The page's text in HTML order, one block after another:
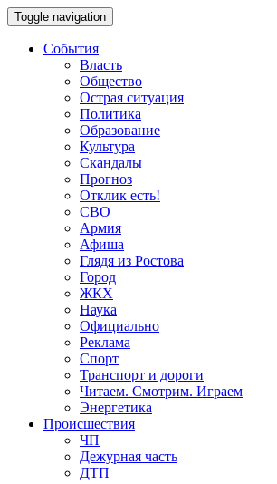
Toggle navigation
События
Власть
Общество
Острая ситуация
Политика
Образование
Культура
Скандалы
Прогноз
Отклик есть!
СВО
Армия
Афиша
Глядя из Ростова
Город
ЖКХ
Наука
Официально
Реклама
Спорт
Транспорт и дороги
Читаем. Смотрим. Играем
Энергетика
Происшествия
ЧП
Дежурная часть
ДТП